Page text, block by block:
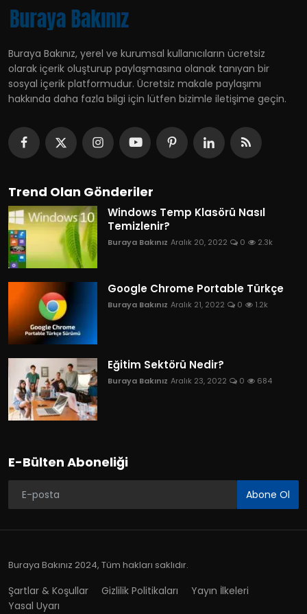
Buraya Bakınız, yerel ve kurumsal kullanıcıların ücretsiz
olarak içerik oluşturup paylaşmasına olanak tanıyan bir
sosyal içerik platformudur. Ücretsiz makale paylaşımı
hakkında daha fazla bilgi için lütfen bizimle iletişime geçin.
Trend Olan Gönderiler
Windows Temp Klasörü Nasıl
Temizlenir?
Buraya Bakınız Aralık 20, 2022 0 2.3k
Google Chrome Portable Türkçe
Buraya Bakınız Aralık 21, 2022 0 1.2k
Eğitim Sektörü Nedir?
Buraya Bakınız Aralık 23, 2022 0 684
E-Bülten Aboneliği
Abone Ol
Buraya Bakınız 2024, Tüm hakları saklıdır.
Şartlar & Koşullar Gizlilik Politikaları
Yayın İlkeleri
Yasal Uyarı